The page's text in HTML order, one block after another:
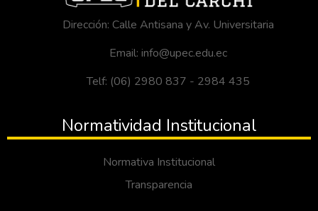
Dirección: Calle Antisana y Av. Universitaria
Email: info@upec.edu.ec
Telf: (06) 2980 837 - 2984 435
Normatividad Institucional
Normativa Institucional
Transparencia